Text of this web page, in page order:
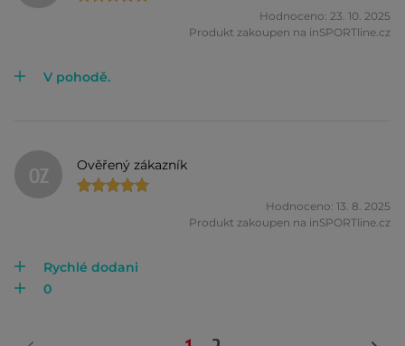
Hodnoceno: 23. 10. 2025
Produkt zakoupen na inSPORTline.cz
V pohodě.
OZ Ověřený zákazník
Hodnoceno: 13. 8. 2025
Produkt zakoupen na inSPORTline.cz
Rychlé dodani
0